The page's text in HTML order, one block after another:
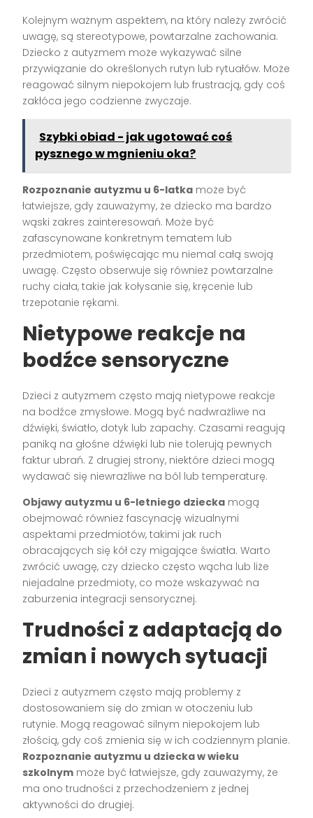
Kolejnym ważnym aspektem, na który należy zwrócić
uwagę, są stereotypowe, powtarzalne zachowania.
Dziecko z autyzmem może wykazywać silne
przywiązanie do określonych rutyn lub rytuałów. Może
reagować silnym niepokojem lub frustracją, gdy coś
zakłóca jego codzienne zwyczaje.
Szybki obiad - jak ugotować coś
pysznego w mgnieniu oka?
Rozpoznanie autyzmu u 6-latka może być
łatwiejsze, gdy zauważymy, że dziecko ma bardzo
wąski zakres zainteresowań. Może być
zafascynowane konkretnym tematem lub
przedmiotem, poświęcając mu niemal całą swoją
uwagę. Często obserwuje się również powtarzalne
ruchy ciała, takie jak kołysanie się, kręcenie lub
trzepotanie rękami.
Nietypowe reakcje na
bodźce sensoryczne
Dzieci z autyzmem często mają nietypowe reakcje
na bodźce zmysłowe. Mogą być nadwrażliwe na
dźwięki, światło, dotyk lub zapachy. Czasami reagują
paniką na głośne dźwięki lub nie tolerują pewnych
faktur ubrań. Z drugiej strony, niektóre dzieci mogą
wydawać się niewrażliwe na ból lub temperaturę.
Objawy autyzmu u 6-letniego dziecka mogą
obejmować również fascynację wizualnymi
aspektami przedmiotów, takimi jak ruch
obracających się kół czy migające światła. Warto
zwrócić uwagę, czy dziecko często wącha lub liże
niejadalne przedmioty, co może wskazywać na
zaburzenia integracji sensorycznej.
Trudności z adaptacją do
zmian i nowych sytuacji
Dzieci z autyzmem często mają problemy z
dostosowaniem się do zmian w otoczeniu lub
rutynie. Mogą reagować silnym niepokojem lub
złością, gdy coś zmienia się w ich codziennym planie.
Rozpoznanie autyzmu u dziecka w wieku
szkolnym może być łatwiejsze, gdy zauważymy, że
ma ono trudności z przechodzeniem z jednej
aktywności do drugiej.